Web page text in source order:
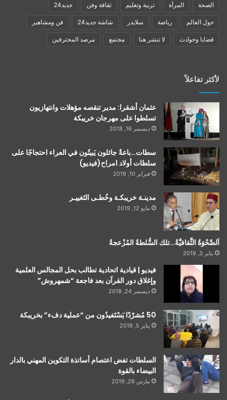
الصحة المرأة تربية وتعليم ثقافة وفن جديد24
حول العالم رياضة سلايدر شاشة جديد24 فن ومشاهير
قضايا وحوادث لا تنشر هنا مجتمع مرصد المحترفين
لأكثر تفاعلاً
عثمان أشقرا: مدير تنقصه مؤهلات وانتهازيون
تسلطوا على مهرجان خريبكة
ديسمبر 16, 2018
سطات…باعةٌ جائلون يَبيتُون في العراء احتجاجًا على
سلطات أولاد امراح(فيديو)
فبراير 10, 2019
مدينـة خريبكـة وخُطـى التَغييـر
مايو 12, 2019
اَلصَّحْوَةُ الثَّقافيَّةُ…تلك السُّلطةُ المُزْعجةُ
يناير 3, 2019
فيديو | قيادية اتحادية تطالب بحل المجالس العلمية
وإغلاق دور القرآن بعد فاجعة “شمهروش”
ديسمبر 24, 2018
50 مُشرّدًا يَسْتَفيدُون من “عملية دفء” بخريبكة
يناير 5, 2019
السلطات تفض اعتصام أساتذة التكوين المهني بالدار
البيضاء بالقوة
مارس 26, 2019